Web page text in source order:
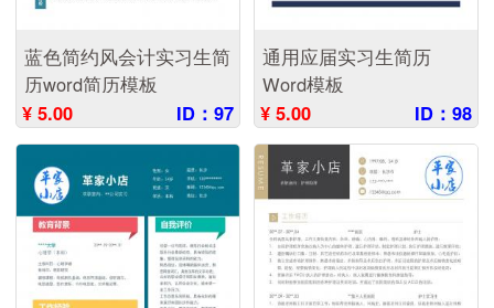
蓝色简约风会计实习生简
历word简历模板
¥ 5.00
ID：97
通用应届实习生简历
Word模板
¥ 5.00
ID：98